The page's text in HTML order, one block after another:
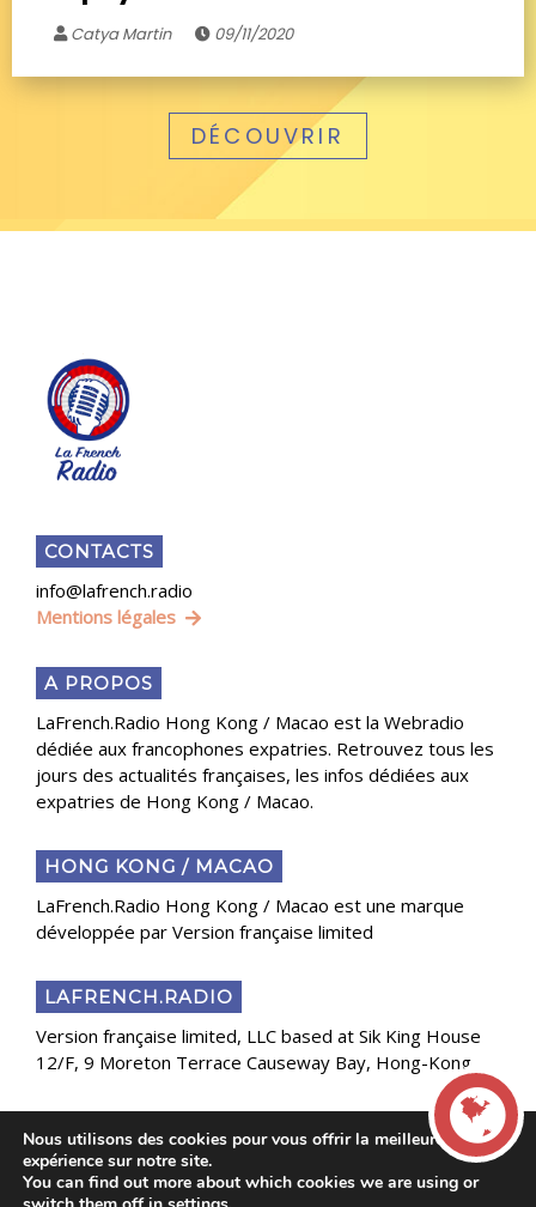
Catya Martin 09/11/2020
DÉCOUVRIR
CONTACTS
info@lafrench.radio
Mentions légales
A PROPOS
LaFrench.Radio Hong Kong / Macao est la Webradio
dédiée aux francophones expatries. Retrouvez tous les
jours des actualités françaises, les infos dédiées aux
expatries de Hong Kong / Macao.
HONG KONG / MACAO
LaFrench.Radio Hong Kong / Macao est une marque
développée par Version française limited
LAFRENCH.RADIO
Version française limited, LLC based at Sik King House
12/F, 9 Moreton Terrace Causeway Bay, Hong-Kong
Copyright 2025 Presse Généraliste des Français de
l’Étranger
LIVE
Nous utilisons des cookies pour vous offrir la meilleure
expérience sur notre site.
You can find out more about which cookies we are using or